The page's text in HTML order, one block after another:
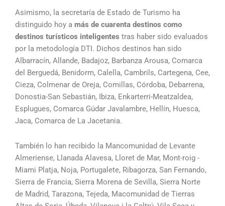
Asimismo, la secretaría de Estado de Turismo ha
distinguido hoy a más de cuarenta destinos como
destinos turísticos inteligentes tras haber sido evaluados
por la metodología DTI. Dichos destinos han sido
Albarracín, Allande, Badajoz, Barbanza Arousa, Comarca
del Berguedá, Benidorm, Calella, Cambrils, Cartegena, Cee,
Cieza, Colmenar de Oreja, Comillas, Córdoba, Debarrena,
Donostia-San Sebastián, Ibiza, Enkarterri-Meatzaldea,
Esplugues, Comarca Gúdar Javalambre, Hellín, Huesca,
Jaca, Comarca de La Jacetania.
También lo han recibido la Mancomunidad de Levante
Almeriense, Llanada Alavesa, Lloret de Mar, Mont-roig -
Miami Platja, Noja, Portugalete, Ribagorza, San Fernando,
Sierra de Francia, Sierra Morena de Sevilla, Sierra Norte
de Madrid, Tarazona, Tejeda, Macomunidad de Tierras